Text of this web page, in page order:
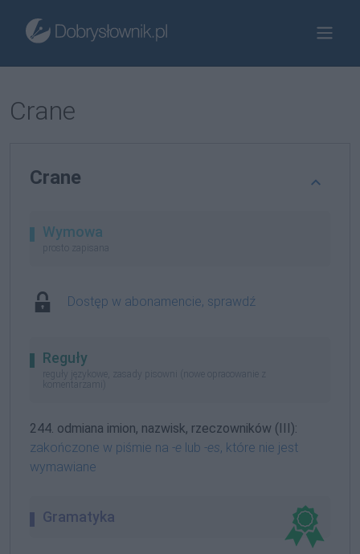
Crane
Crane
Wymowa
prosto zapisana
Dostęp w abonamencie, sprawdź
Reguły
reguły językowe, zasady pisowni (nowe opracowanie z
komentarzami)
244. odmiana imion, nazwisk, rzeczowników (III):
zakończone w piśmie na -e lub -es, które nie jest
wymawiane
Gramatyka